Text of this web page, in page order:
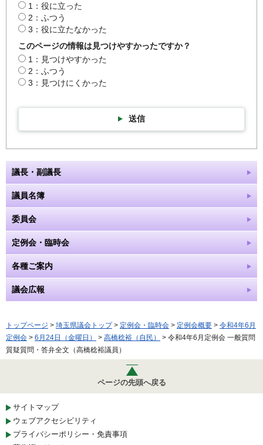
1：役に立った
2：ふつう
3：役に立たなかった
このページの情報は見つけやすかったですか？
1：見つけやすかった
2：ふつう
3：見つけにくかった
送信
議長・副議長
議員名簿
委員会
定例会・臨時会
各種ご案内
議会広報
トップページ > 埼玉県議会トップ> 定例会・臨時会 > 定例会概要 > 令和4年6月
定例会 > 6月24日（金曜日） > 高橋稔裕（自民）
> 令和4年6月定例会 一般質問
質疑質問・答弁全文（高橋稔裕議員）
ページの先頭へ戻る
サイトマップ
ウェブアクセシビリティ
プライバシーポリシー・免責事項